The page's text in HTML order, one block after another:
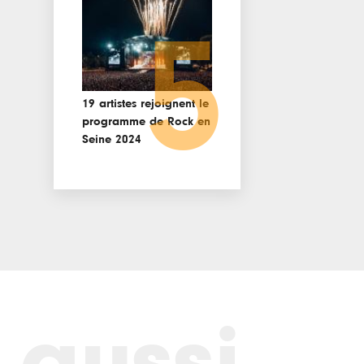
19 artistes rejoignent le
programme de Rock en
Seine 2024 5